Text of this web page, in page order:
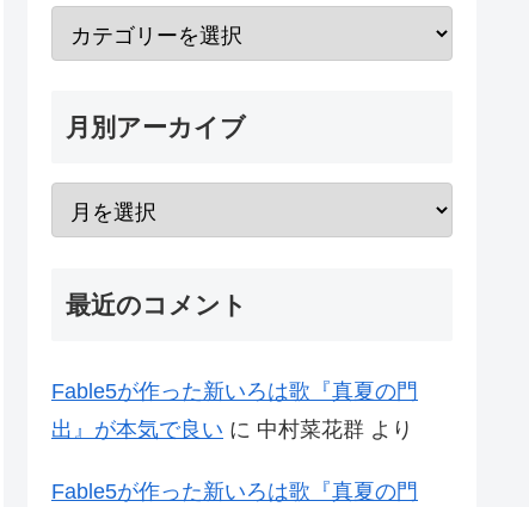
月別アーカイブ
最近のコメント
Fable5が作った新いろは歌『真夏の門
出』が本気で良い に 中村菜花群 より
Fable5が作った新いろは歌『真夏の門